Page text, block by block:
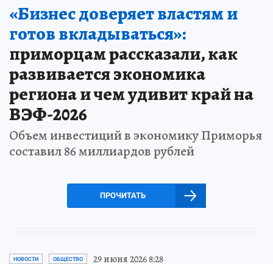
«Бизнес доверяет властям и
готов вкладываться»:
приморцам рассказали, как
развивается экономика
региона и чем удивит край на
ВЭФ-2026
Объем инвестиций в экономику Приморья
составил 86 миллиардов рублей
ПРОЧИТАТЬ
НОВОСТИ ОБЩЕСТВО 29 июня 2026 8:28